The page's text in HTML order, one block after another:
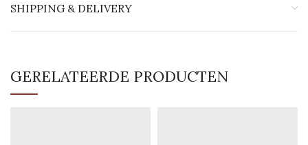
SHIPPING & DELIVERY
GERELATEERDE PRODUCTEN